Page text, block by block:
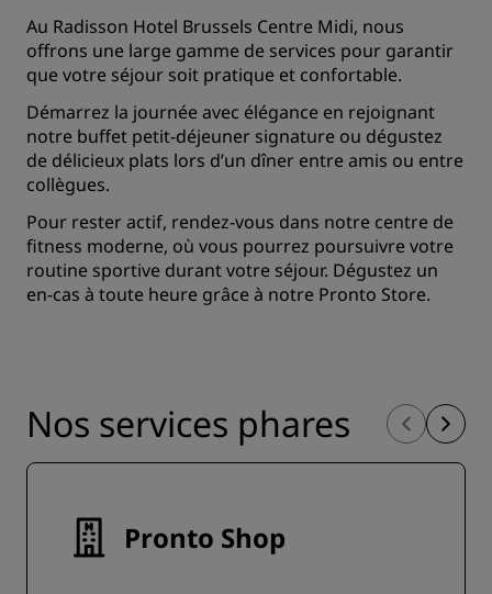
Au Radisson Hotel Brussels Centre Midi, nous
offrons une large gamme de services pour garantir
que votre séjour soit pratique et confortable.
Démarrez la journée avec élégance en rejoignant
notre buffet petit-déjeuner signature ou dégustez
de délicieux plats lors d’un dîner entre amis ou entre
collègues.
Pour rester actif, rendez-vous dans notre centre de
fitness moderne, où vous pourrez poursuivre votre
routine sportive durant votre séjour. Dégustez un
en-cas à toute heure grâce à notre Pronto Store.
Nos services phares
Pronto Shop